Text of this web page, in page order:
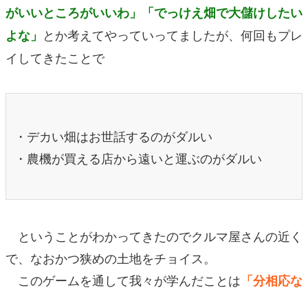
がいいところがいいわ」「でっけえ畑で大儲けしたい
よな」 とか考えてやっていってましたが、何回もプレ
イしてきたことで
・デカい畑はお世話するのがダルい
・農機が買える店から遠いと運ぶのがダルい
ということがわかってきたのでクルマ屋さんの近く
で、なおかつ狭めの土地をチョイス。
このゲームを通して我々が学んだことは 「分相応な